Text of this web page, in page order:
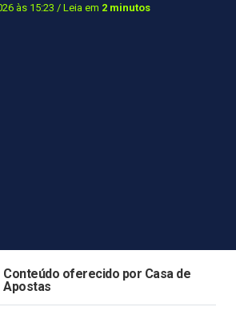
às 15:23 / Leia em 2 minutos
Conteúdo oferecido por Casa de
Apostas